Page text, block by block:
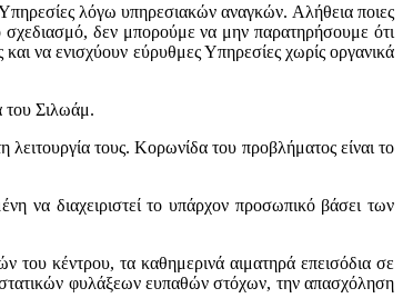
λόγω υπηρεσιακών αναγκών. Αλήθεια ποιες
σχεδιασμό, δεν μπορούμε να μην παρατηρήσουμε ότι
να ενισχύουν εύρυθμες Υπηρεσίες χωρίς οργανικά
του Σιλωάμ.
τους. Κορωνίδα του προβλήματος είναι το
να διαχειριστεί το υπάρχον προσωπικό βάσει των
του κέντρου, τα καθημερινά αιματηρά επεισόδια σε
φυλάξεων ευπαθών στόχων, την απασχόληση